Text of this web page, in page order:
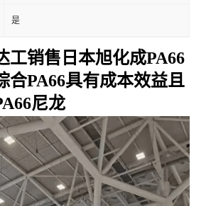
是
工销售日本旭化成PA66
合PA66具有成本效益且
尼龙